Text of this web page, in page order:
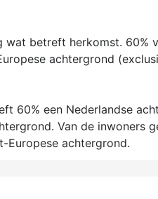
betreft herkomst. 60%
achtergrond
60% een Nederlandse
Van de inwoners
Europese achtergrond.